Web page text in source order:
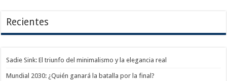
Recientes
Sadie Sink: El triunfo del minimalismo y la elegancia real
Mundial 2030: ¿Quién ganará la batalla por la final?